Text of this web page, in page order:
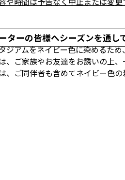
ターの皆様へシーズンを通し
ジアムをネイビー色に染めるため
ご家族やお友達をお誘いの上、
ご同伴者も含めてネイビー色の